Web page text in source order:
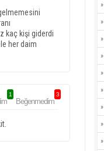
kaç kişi giderdi
her daim
1
Beğenmedim
3
»
»
»
»
»
»
»
»
»